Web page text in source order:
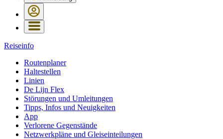
Reiseinfo
Routenplaner
Haltestellen
Linien
De Lijn Flex
Störungen und Umleitungen
Tipps, Infos und Neuigkeiten
App
Verlorene Gegenstände
Netzwerkpläne und Gleiseinteilungen